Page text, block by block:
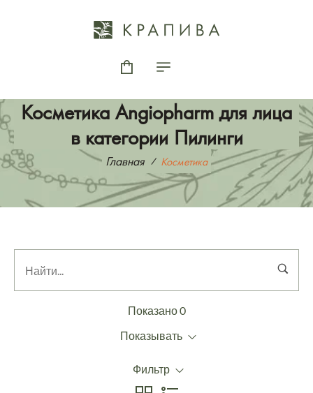
Косметика Angiopharm для лица
в категории Пилинги
Главная Косметика
Показано 0
Показывать
Фильтр